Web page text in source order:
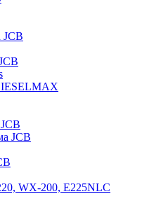
JCB
JCB
WX-200, E225NLC